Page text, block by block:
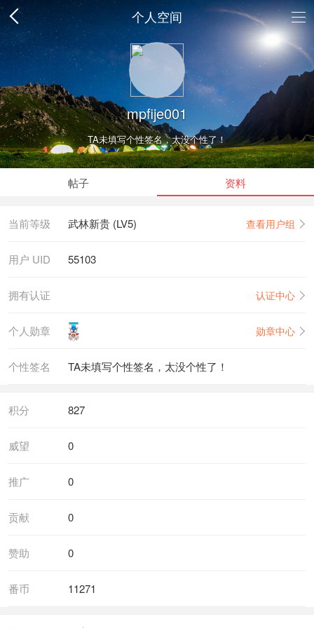
个人空间
mpfije001
TA未填写个性签名，太没个性了！
帖子 资料
当前等级 武林新贵 (LV5) 查看用户组
用户 UID 55103
拥有认证 认证中心
个人勋章 勋章中心
个性签名 TA未填写个性签名，太没个性了！
积分 827
威望 0
推广 0
贡献 0
赞助 0
番币 11271